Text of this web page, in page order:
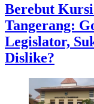
Berebut
Tangerang:
Legislator,
Dislike?